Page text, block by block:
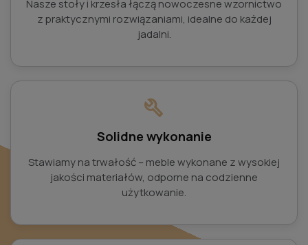
Nasze stoły i krzesła łączą nowoczesne wzornictwo
z praktycznymi rozwiązaniami, idealne do każdej
jadalni.
build
Solidne wykonanie
Stawiamy na trwałość – meble wykonane z wysokiej
jakości materiałów, odporne na codzienne
użytkowanie.